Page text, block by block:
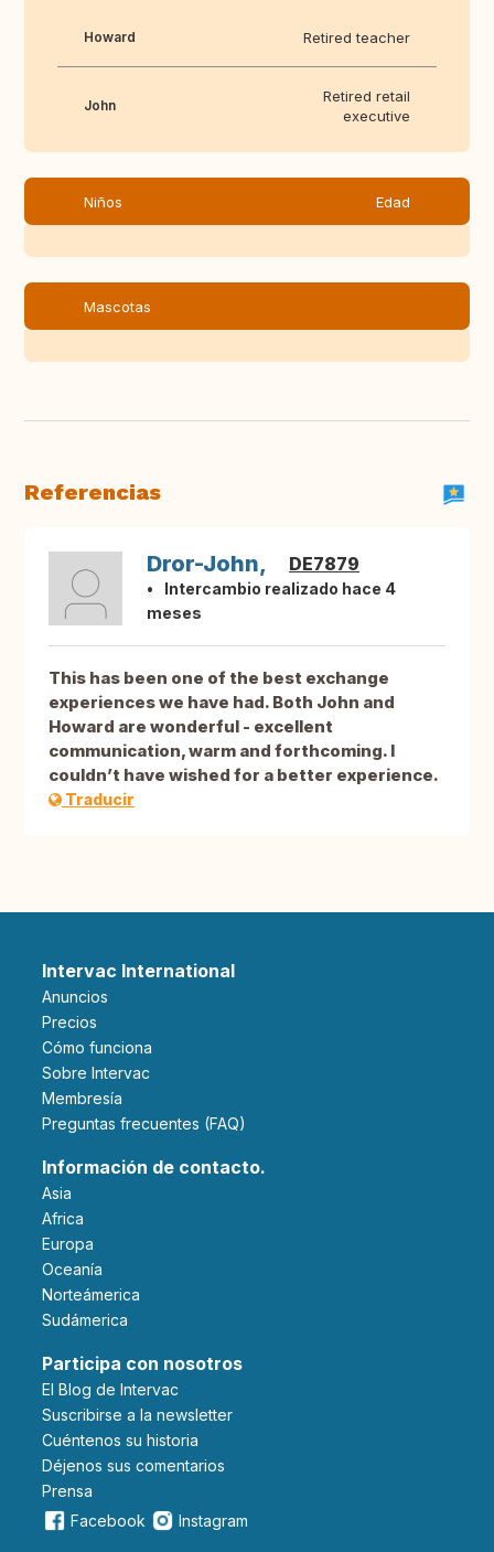
Howard Retired teacher
John
Retired retail
executive
Niños Edad
Mascotas
Referencias
Dror-John, DE7879
Intercambio realizado hace 4
meses
This has been one of the best exchange
experiences we have had. Both John and
Howard are wonderful - excellent
communication, warm and forthcoming. I
couldn’t have wished for a better experience.
Traducir
Intervac International
Anuncios
Precios
Cómo funciona
Sobre Intervac
Membresía
Preguntas frecuentes (FAQ)
Información de contacto.
Asia
Africa
Europa
Oceanía
Norteámerica
Sudámerica
Participa con nosotros
El Blog de Intervac
Suscribirse a la newsletter
Cuéntenos su historia
Déjenos sus comentarios
Prensa
Facebook
Instagram